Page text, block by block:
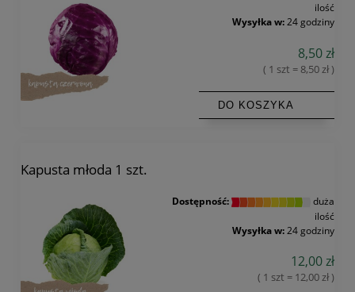
ilość
Wysyłka w:24 godziny
8,50 zł
( 1 szt = 8,50 zł )
DO KOSZYKA
Kapusta młoda 1 szt.
Dostępność:
duża
ilość
Wysyłka w: 24 godziny
12,00 zł
( 1 szt = 12,00 zł )